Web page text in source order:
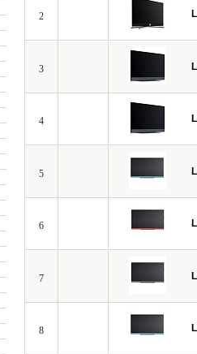
2
3
4
5
6
7
8